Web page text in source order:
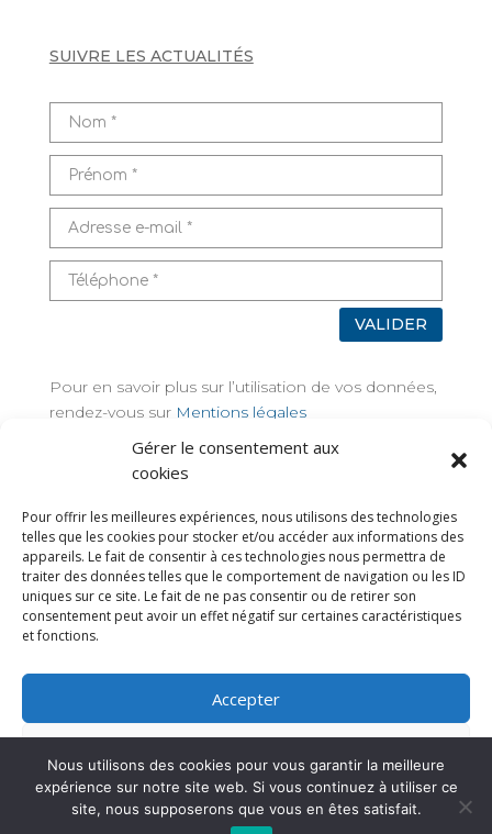
Gérer le consentement aux
cookies
Pour offrir les meilleures expériences, nous utilisons des technologies
telles que les cookies pour stocker et/ou accéder aux informations des
appareils. Le fait de consentir à ces technologies nous permettra de
traiter des données telles que le comportement de navigation ou les ID
uniques sur ce site. Le fait de ne pas consentir ou de retirer son
consentement peut avoir un effet négatif sur certaines caractéristiques
et fonctions.
Accepter
Voir les préférences
SUIVRE LES ACTUALITÉS
VALIDER
Pour en savoir plus sur l’utilisation de vos données,
rendez-vous sur Mentions légales
AISPJA © 2024 | Tous droits réservés
Nous utilisons des cookies pour vous garantir la meilleure
expérience sur notre site web. Si vous continuez à utiliser ce
site, nous supposerons que vous en êtes satisfait.